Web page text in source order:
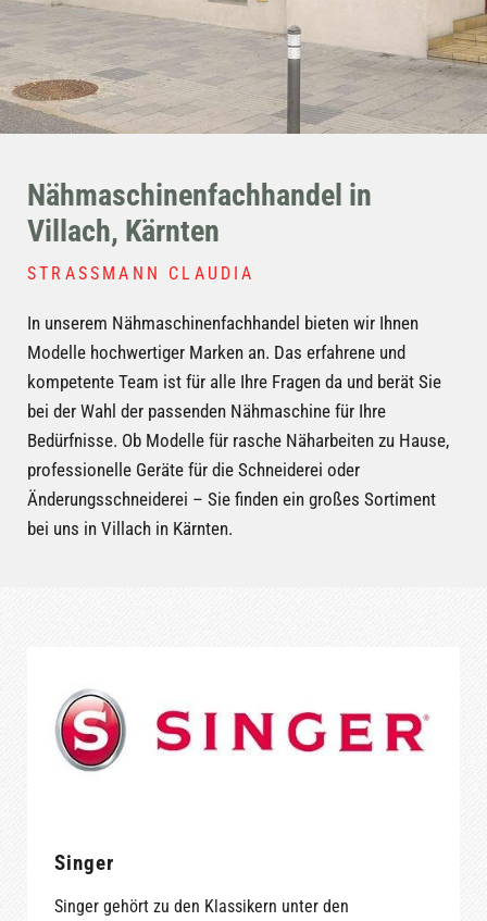
Nähmaschinenfachhandel in
Villach, Kärnten
STRASSMANN CLAUDIA
In unserem Nähmaschinenfachhandel bieten wir Ihnen
Modelle hochwertiger Marken an. Das erfahrene und
kompetente Team ist für alle Ihre Fragen da und berät Sie
bei der Wahl der passenden Nähmaschine für Ihre
Bedürfnisse. Ob Modelle für rasche Näharbeiten zu Hause,
professionelle Geräte für die Schneiderei oder
Änderungsschneiderei – Sie finden ein großes Sortiment
bei uns in Villach in Kärnten.
Singer
Singer gehört zu den Klassikern unter den